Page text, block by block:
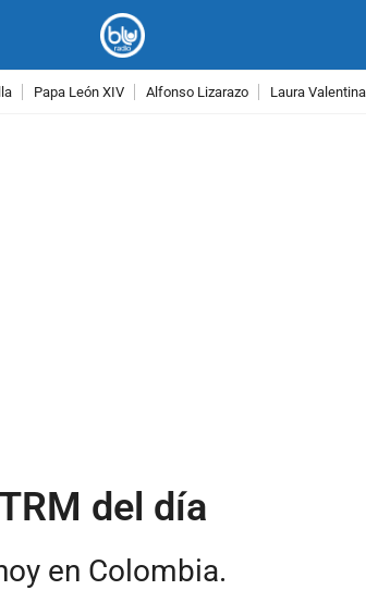
Papa León XIV Alfonso Lizarazo Laura
del día
en Colombia.